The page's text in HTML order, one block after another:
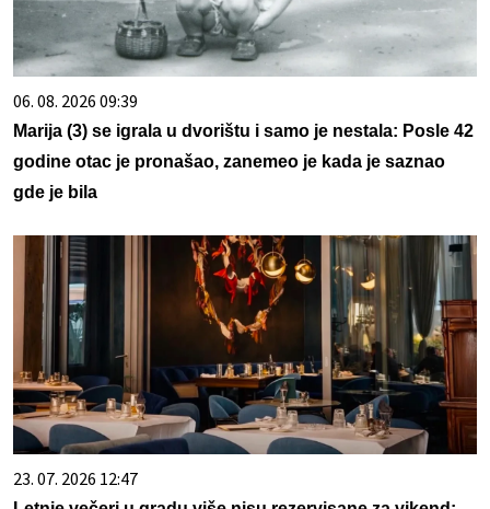
06. 08. 2026 09:39
Marija (3) se igrala u dvorištu i samo je nestala: Posle 42
godine otac je pronašao, zanemeo je kada je saznao
gde je bila
23. 07. 2026 12:47